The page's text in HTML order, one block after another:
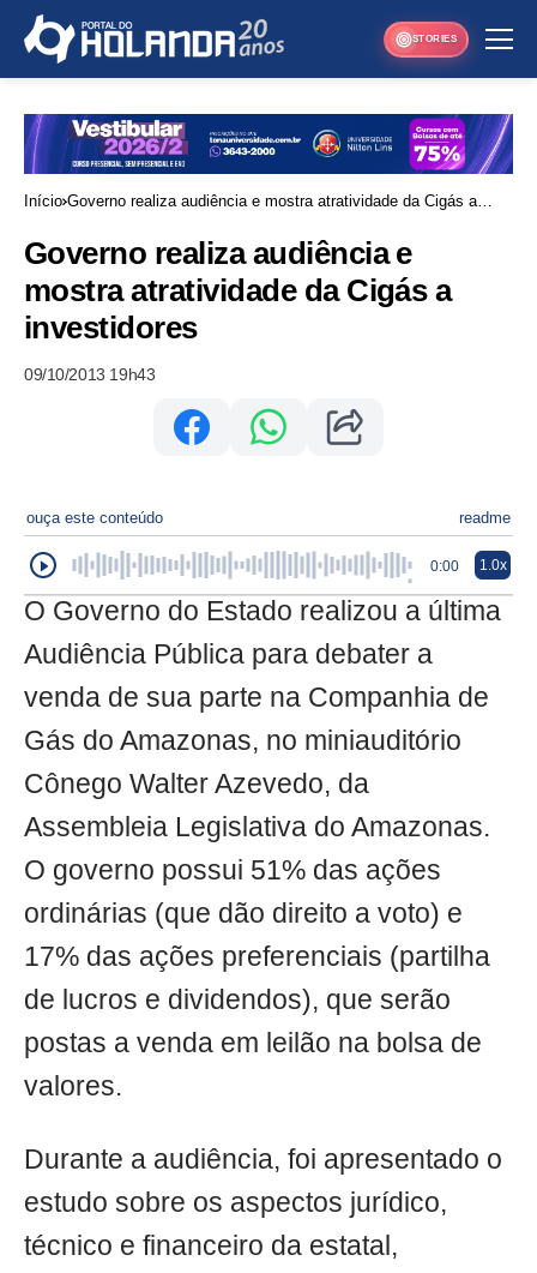
STORIES
Início Governo realiza audiência e mostra atratividade da Cigás a
Governo realiza audiência e
mostra atratividade da Cigás a
investidores
09/10/2013 19h43
ouça este conteúdo readme
0:00 1.0x
O Governo do Estado realizou a última
Audiência Pública para debater a
venda de sua parte na Companhia de
Gás do Amazonas, no miniauditório
Cônego Walter Azevedo, da
Assembleia Legislativa do Amazonas.
O governo possui 51% das ações
ordinárias (que dão direito a voto) e
17% das ações preferenciais (partilha
de lucros e dividendos), que serão
postas a venda em leilão na bolsa de
valores.
Durante a audiência, foi apresentado o
estudo sobre os aspectos jurídico,
técnico e financeiro da estatal,